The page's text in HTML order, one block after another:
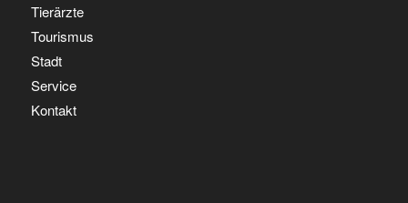
Tierärzte
Tourismus
Stadt
Service
Kontakt